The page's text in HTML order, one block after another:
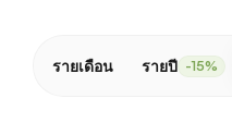
รายเดือน รายปี -15%